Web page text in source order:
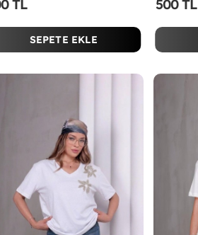
TL
SEPETE EKLE
500 TL